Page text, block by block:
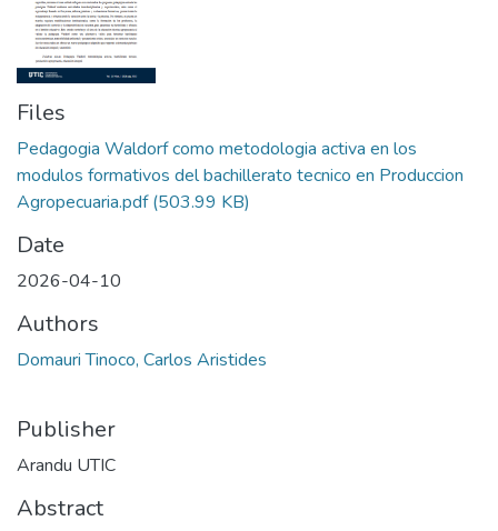
Files
Pedagogia Waldorf como metodologia activa en los
modulos formativos del bachillerato tecnico en Produccion
Agropecuaria.pdf(503.99 KB)
Date
2026-04-10
Authors
Domauri Tinoco, Carlos Aristides
Publisher
Arandu UTIC
Abstract